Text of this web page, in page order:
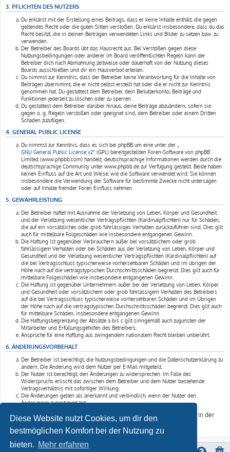
Diese Website nutzt Cookies, um dir den
bestmöglichen Komfort bei der Nutzung zu
bieten. Mehr erfahren
3. PFLICHTEN DES NUTZERS
Du erklärst mit der Erstellung eines Beitrags, dass er keine Inhalte enthält, die gegen
geltendes Recht oder die guten Sitten verstoßen. Du erklärst insbesondere, dass du das
Recht besitzt, die in deinen Beiträgen verwendeten Links und Bilder zu setzen bzw. zu
verwenden.
Der Betreiber des Boards übt das Hausrecht aus. Bei Verstößen gegen diese
Nutzungsbedingungen oder anderer im Board veröffentlichten Regeln kann der
Betreiber dich nach Abmahnung zeitweise oder dauerhaft von der Nutzung dieses
Boards ausschließen und dir ein Hausverbot erteilen.
Du nimmst zur Kenntnis, dass der Betreiber keine Verantwortung für die Inhalte von
Beiträgen übernimmt, die er nicht selbst erstellt hat oder die er nicht zur Kenntnis
genommen hat. Du gestattest dem Betreiber, dein Benutzerkonto, Beiträge und
Funktionen jederzeit zu löschen oder zu sperren.
Du gestattest dem Betreiber darüber hinaus, deine Beiträge abzuändern, sofern sie
gegen o. g. Regeln verstoßen oder geeignet sind, dem Betreiber oder einem Dritten
Schaden zuzufügen.
4. GENERAL PUBLIC LICENSE
Du nimmst zur Kenntnis, dass es sich bei phpBB um eine unter der „
GNU General Public License v2“ (GPL) bereitgestellten Foren-Software von phpBB
Limited (www.phpbb.com) handelt; deutschsprachige Informationen werden durch die
deutschsprachige Community unter www.phpbb.de zur Verfügung gestellt. Beide haben
keinen Einfluss auf die Art und Weise, wie die Software verwendet wird. Sie können
insbesondere die Verwendung der Software für bestimmte Zwecke nicht untersagen
oder auf Inhalte fremder Foren Einfluss nehmen.
5. GEWÄHRLEISTUNG
Der Betreiber haftet mit Ausnahme der Verletzung von Leben, Körper und Gesundheit
und der Verletzung wesentlicher Vertragspflichten (Kardinalpflichten) nur für Schäden,
die auf ein vorsätzliches oder grob fahrlässiges Verhalten zurückzuführen sind. Dies gilt
auch für mittelbare Folgeschäden wie insbesondere entgangenen Gewinn.
Die Haftung ist gegenüber Verbrauchern außer bei vorsätzlichem oder grob
fahrlässigem Verhalten oder bei Schäden aus der Verletzung von Leben, Körper und
Gesundheit und der Verletzung wesentlicher Vertragspflichten (Kardinalpflichten) auf
die bei Vertragsschluss typischerweise vorhersehbaren Schäden und im übrigen der
Höhe nach auf die vertragstypischen Durchschnittsschäden begrenzt. Dies gilt auch für
mittelbare Folgeschäden wie insbesondere entgangenen Gewinn.
Die Haftung ist gegenüber Unternehmern außer bei der Verletzung von Leben, Körper
und Gesundheit oder vorsätzlichem oder grob fahrlässigem Verhalten des Betreibers
auf die bei Vertragsschluss typischerweise vorhersehbaren Schäden und im Übrigen
der Höhe nach auf die vertragstypischen Durchschnittsschäden begrenzt. Dies gilt auch
für mittelbare Schäden, insbesondere entgangenen Gewinn.
Die Haftungsbegrenzung der Absätze a bis c gilt sinngemäß auch zugunsten der
Mitarbeiter und Erfüllungsgehilfen des Betreibers.
Ansprüche für eine Haftung aus zwingendem nationalem Recht bleiben unberührt.
6. ÄNDERUNGSVORBEHALT
Der Betreiber ist berechtigt, die Nutzungsbedingungen und die Datenschutzerklärung zu
ändern. Die Änderung wird dem Nutzer per E-Mail mitgeteilt.
Der Nutzer ist berechtigt, den Änderungen zu widersprechen. Im Falle des
Widerspruchs erlischt das zwischen dem Betreiber und dem Nutzer bestehende
Vertragsverhältnis mit sofortiger Wirkung.
Die Änderungen gelten als anerkannt und verbindlich, wenn der Nutzer den
Änderungen zugestimmt hat.
Informationen über den Umgang mit deinen persönlichen Daten sind in der
Datenschutzerklärung enthalten.